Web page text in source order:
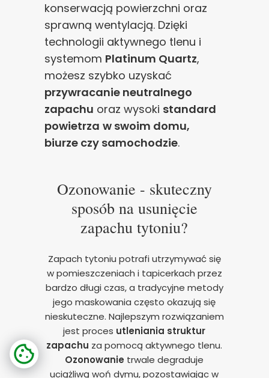
konserwacją powierzchni oraz
sprawną wentylacją. Dzięki
technologii aktywnego tlenu i
systemom Platinum Quartz,
możesz szybko uzyskać
przywracanie neutralnego
zapachu oraz wysoki standard
powietrza w swoim domu,
biurze czy samochodzie.
Ozonowanie - skuteczny
sposób na usunięcie
zapachu tytoniu?
Zapach tytoniu potrafi utrzymywać się
w pomieszczeniach i tapicerkach przez
bardzo długi czas, a tradycyjne metody
jego maskowania często okazują się
nieskuteczne. Najlepszym rozwiązaniem
jest proces utleniania struktur
zapachu za pomocą aktywnego tlenu.
Ozonowanie trwale degraduje
uciążliwą woń dymu, pozostawiając w